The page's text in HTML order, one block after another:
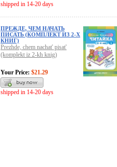
shipped in 14-20 days
ПРЕЖДЕ, ЧЕМ НАЧАТЬ
ПИСАТЬ (КОМПЛЕКТ ИЗ 2-Х
КНИГ)
Prezhde, chem nachat' pisat'
(komplekt iz 2-kh knig)
Your Price: $21.29
shipped in 14-20 days